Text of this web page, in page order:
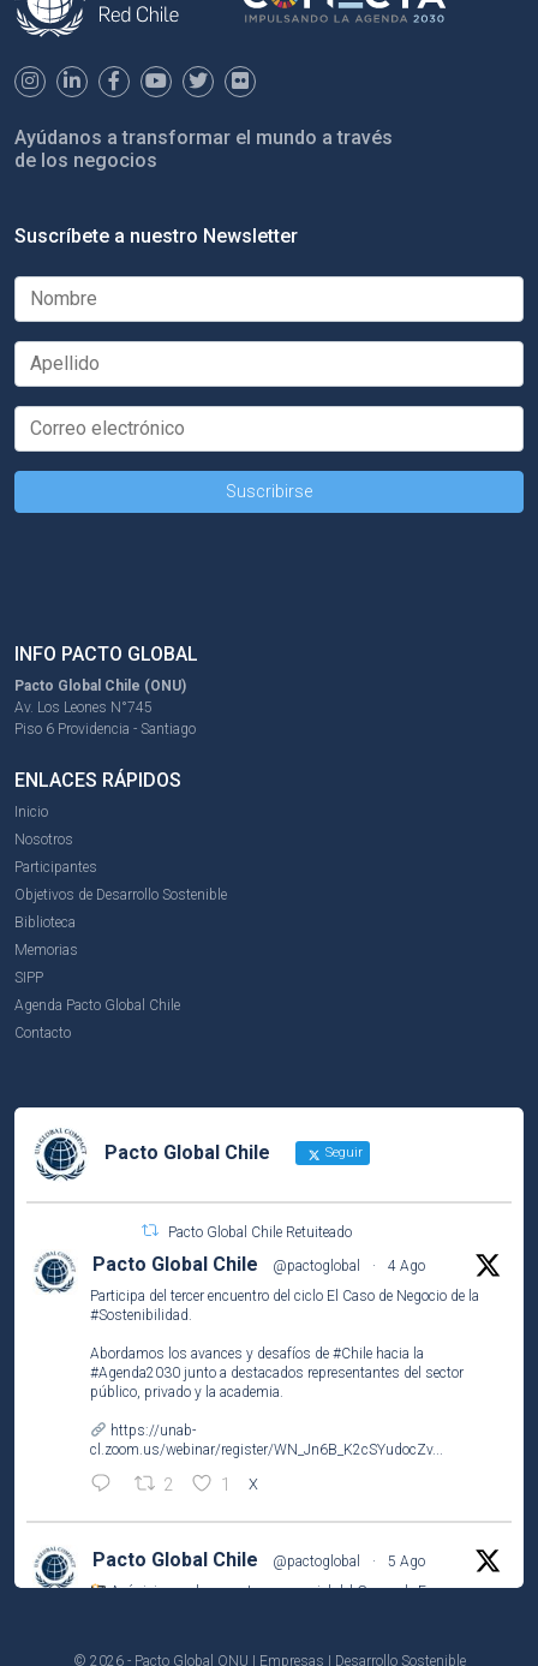
Ayúdanos a transformar el mundo a través
de los negocios
Suscríbete a nuestro Newsletter
INFO PACTO GLOBAL
Pacto Global Chile (ONU)
Av. Los Leones N°745
Piso 6 Providencia - Santiago
ENLACES RÁPIDOS
Inicio
Nosotros
Participantes
Objetivos de Desarrollo Sostenible
Biblioteca
Memorias
SIPP
Agenda Pacto Global Chile
Contacto
Pacto Global Chile Seguir
Pacto Global Chile Retuiteado
Pacto Global Chile @pactoglobal ·
4 Ago
Participa del tercer encuentro del ciclo El Caso de Negocio de la
#Sostenibilidad
Abordamos los avances y desafíos de #Chile hacia la
#Agenda2030 junto a destacados representantes del sector
público, privado y la academia.
https://unab-
cl.zoom.us/webinar/register/WN_Jn6B_K2cSYudocZv...
2 1 X
Pacto Global Chile @pactoglobal ·
5 Ago
Así vivimos el encuentro presencial del Grupo de Empresas
© 2026 - Pacto Global ONU | Empresas | Desarrollo Sostenible